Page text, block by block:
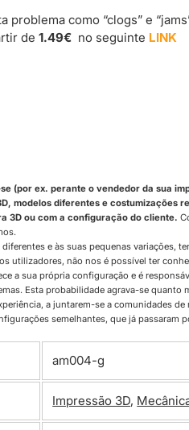
problema como “clogs” e
de1.49€ no seguinte LINK
(por ex. perante o vendedor da sua
modelos diferentes e costumizações
3D ou com a configuração do cliente.
e às suas pequenas variações,
utilizadores, não nos é possível ter
a sua própria configuração e é
Esta probabilidade agrava-se
a juntarem-se a comunidades
semelhantes, que já passaram
am004-g
Impressão 3D,